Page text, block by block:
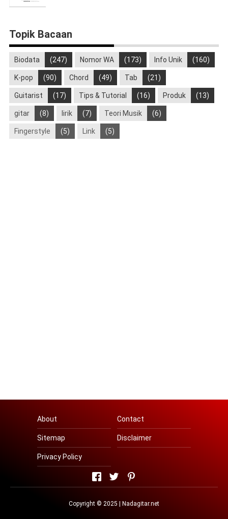
Topik Bacaan
Biodata (247) Nomor WA (173) Info Unik (160)
K-pop (90) Chord (49) Tab (21)
Guitarist (17) Tips & Tutorial (16) Produk (13)
gitar (8) lirik (7) Teori Musik (6)
Fingerstyle (5) Link (5)
About Contact
Sitemap Disclaimer
Privacy Policy
Copyright © 2025 | Nadagitar.net